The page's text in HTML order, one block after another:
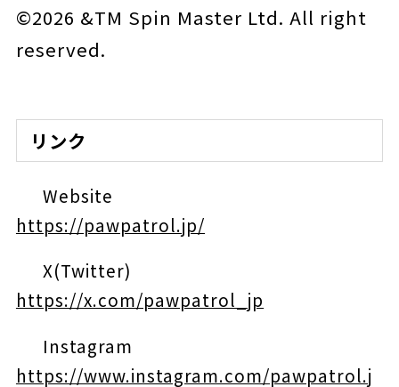
©2026 &TM Spin Master Ltd. All right
reserved.
リンク
Website
https://pawpatrol.jp/
X(Twitter)
https://x.com/pawpatrol_jp
Instagram
https://www.instagram.com/pawpatrol.j